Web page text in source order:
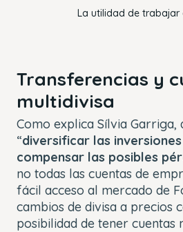
La utilidad de trabajar
Transferencias y
multidivisa
Como explica Sílvia Garriga,
“diversificar las
compensar las posibles
no todas las cuentas de
fácil acceso al mercado de
cambios de divisa a precios
posibilidad de tener cuentas